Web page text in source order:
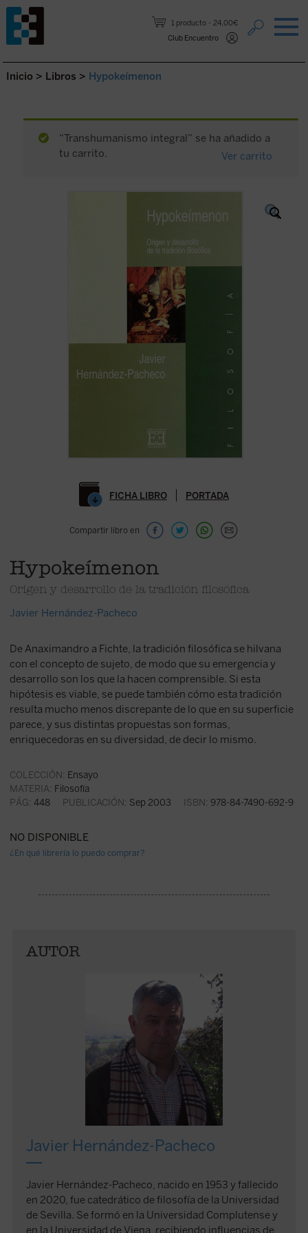
1 producto
24,00€
Club Encuentro
Saltar al contenido.
Inicio > Libros > Hypokeímenon
“Transhumanismo integral” se ha añadido a
tu carrito.
Ver carrito
FICHA LIBRO PORTADA
Compartir libro en
Hypokeímenon
Origen y desarrollo de la tradición filosófica
Javier Hernández-Pacheco
De Anaximandro a Fichte, la tradición filosófica se hilvana
con el concepto de sujeto, de modo que su emergencia y
desarrollo son los que la hacen comprensible. Si esta
hipótesis es viable, se puede también cómo esta tradición
resulta mucho menos discrepante de lo que en su superficie
parece, y sus distintas propuestas son formas,
enriquecedoras en su diversidad, de decir lo mismo.
COLECCIÓN: Ensayo
MATERIA: Filosofía
PÁG: 448 PUBLICACIÓN: Sep 2003 ISBN: 978-84-7490-692-9
NO DISPONIBLE
¿En qué librería lo puedo comprar?
AUTOR
Javier Hernández-Pacheco
Javier Hernández-Pacheco, nacido en 1953 y fallecido
en 2020, fue catedrático de filosofía de la Universidad
de Sevilla. Se formó en la Universidad Complutense y